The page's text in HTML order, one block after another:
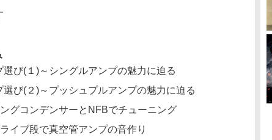
び(１)～シングルアンプの魅力に迫る
び(２)～プッシュプルアンプの魅力に迫る
グコンデンサーとNFBでチューニング
イブ段で真空管アンプの音作り